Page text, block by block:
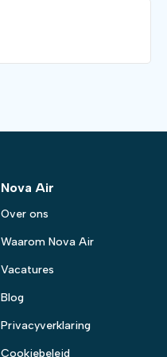
Nova Air
Over ons
Waarom Nova Air
Vacatures
Blog
Privacyverklaring
Cookiebeleid